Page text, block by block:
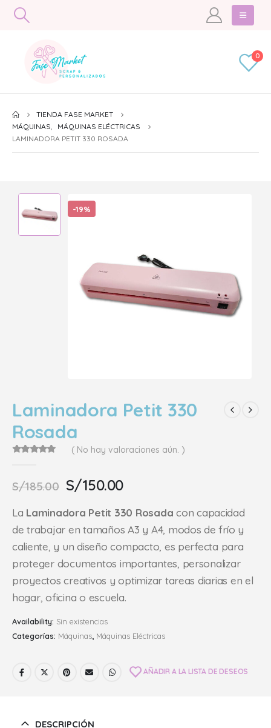
0
TIENDA FASE MARKET
MÁQUINAS,
MÁQUINAS ELÉCTRICAS
LAMINADORA PETIT 330 ROSADA
-19%
Laminadora Petit 330
Rosada
( No hay valoraciones aún. )
S/185.00 El
original
era:
S/185.00.
S/150.00El
actual
es:
S/150.00.
La Laminadora Petit 330 Rosadacon capacidad
de trabajar en tamaños A3 y A4, modos de frío y
caliente, y un diseño compacto, es perfecta para
proteger documentos importantes, personalizar
proyectos creativos y optimizar tareas diarias en el
hogar, oficina o escuela.
Availability: Sin existencias
Categorías: Máquinas Máquinas Eléctricas
AÑADIR A LA LISTA DE DESEOS
DESCRIPCIÓN